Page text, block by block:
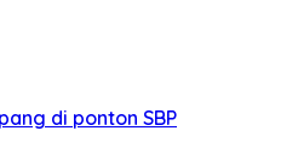
di ponton SBP